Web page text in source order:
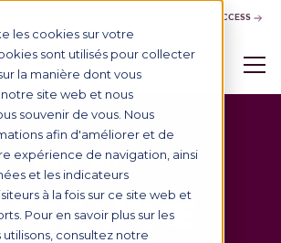
les cookies sur votre
sont utilisés pour collecter
la manière dont vous
site web et nous
souvenir de vous. Nous
afin d'améliorer et de
expérience de navigation, ainsi
et les indicateurs
à la fois sur ce site web et
Pour en savoir plus sur les
consultez notre
BUSINESS ACCESS
FIND MY